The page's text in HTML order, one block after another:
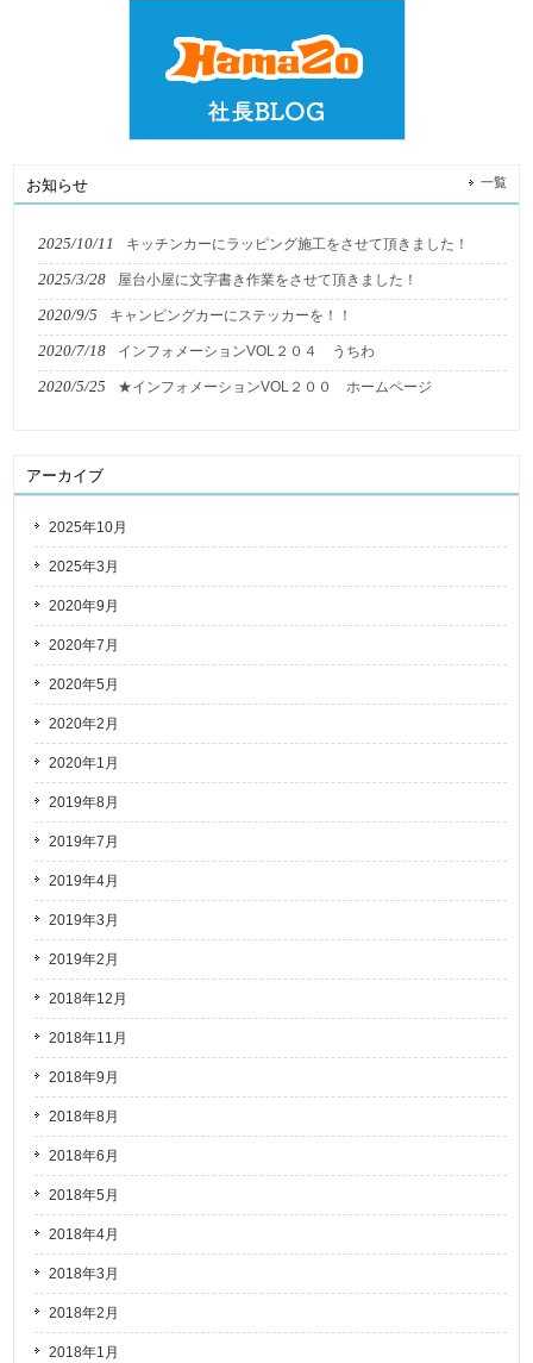
お知らせ 一覧
2025/10/11 キッチンカーにラッピング施工をさせて頂きました！
2025/3/28 屋台小屋に文字書き作業をさせて頂きました！
2020/9/5 キャンピングカーにステッカーを！！
2020/7/18 インフォメーションVOL２０４ うちわ
2020/5/25 ★インフォメーションVOL２００ ホームページ
アーカイブ
2025年10月
2025年3月
2020年9月
2020年7月
2020年5月
2020年2月
2020年1月
2019年8月
2019年7月
2019年4月
2019年3月
2019年2月
2018年12月
2018年11月
2018年9月
2018年8月
2018年6月
2018年5月
2018年4月
2018年3月
2018年2月
2018年1月